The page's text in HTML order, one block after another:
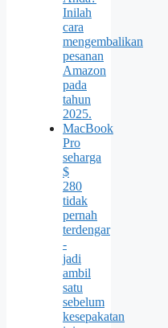
Inilah
cara
mengembalikan
pesanan
Amazon
pada
tahun
2025.
MacBook
Pro
seharga
$
280
tidak
pernah
terdengar
-
jadi
ambil
satu
sebelum
kesepakatan